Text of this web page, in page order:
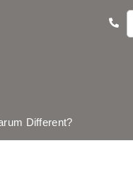
Different?